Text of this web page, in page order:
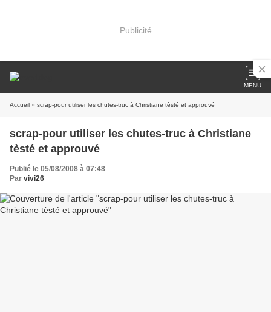
Publicité
MENU
Accueil » scrap-pour utiliser les chutes-truc à Christiane tèsté et approuvé
scrap-pour utiliser les chutes-truc à Christiane
tèsté et approuvé
Publié le 05/08/2008 à 07:48
Par vivi26